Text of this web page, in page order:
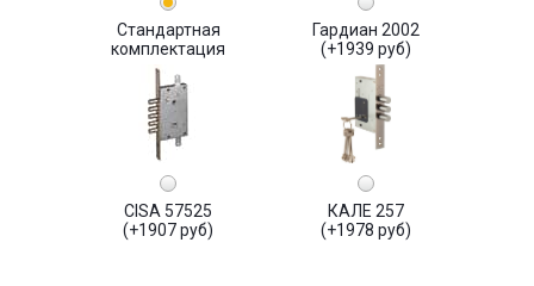
Стандартная
комплектация
Гардиан 2002
(+1939 руб)
CISA 57525
(+1907 руб)
КАЛЕ 257
(+1978 руб)